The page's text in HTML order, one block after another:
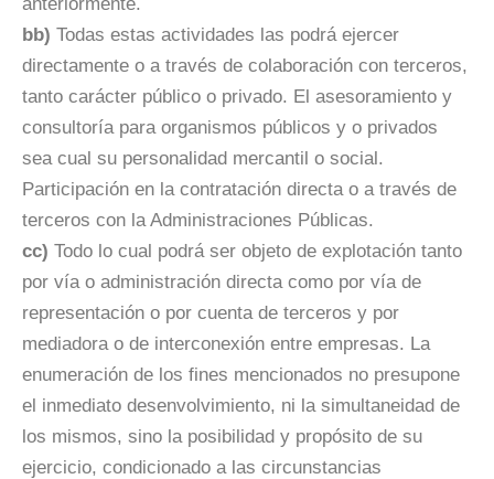
bb) Todas estas actividades las podrá ejercer
directamente o a través de colaboración con terceros,
tanto carácter público o privado. El asesoramiento y
consultoría para organismos públicos y o privados
sea cual su personalidad mercantil o social.
Participación en la contratación directa o a través de
terceros con la Administraciones Públicas.
cc) Todo lo cual podrá ser objeto de explotación tanto
por vía o administración directa como por vía de
representación o por cuenta de terceros y por
mediadora o de interconexión entre empresas. La
enumeración de los fines mencionados no presupone
el inmediato desenvolvimiento, ni la simultaneidad de
los mismos, sino la posibilidad y propósito de su
ejercicio, condicionado a las circunstancias